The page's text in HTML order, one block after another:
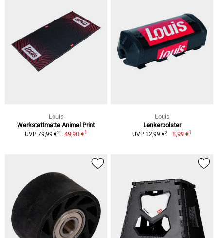
Louis
Werkstattmatte Animal Print
UVP 79,99 €2 49,90 €1
Louis
Lenkerpolster
UVP 12,99 €2 8,99 €1